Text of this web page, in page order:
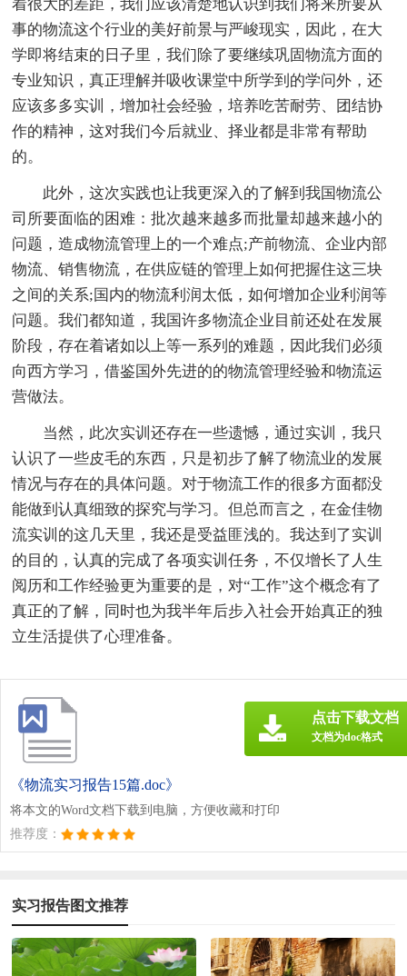
着很大的差距，我们应该清楚地认识到我们将来所要从
事的物流这个行业的美好前景与严峻现实，因此，在大
学即将结束的日子里，我们除了要继续巩固物流方面的
专业知识，真正理解并吸收课堂中所学到的学问外，还
应该多多实训，增加社会经验，培养吃苦耐劳、团结协
作的精神，这对我们今后就业、择业都是非常有帮助
的。
此外，这次实践也让我更深入的了解到我国物流公
司所要面临的困难：批次越来越多而批量却越来越小的
问题，造成物流管理上的一个难点;产前物流、企业内部
物流、销售物流，在供应链的管理上如何把握住这三块
之间的关系;国内的物流利润太低，如何增加企业利润等
问题。我们都知道，我国许多物流企业目前还处在发展
阶段，存在着诸如以上等一系列的难题，因此我们必须
向西方学习，借鉴国外先进的的物流管理经验和物流运
营做法。
当然，此次实训还存在一些遗憾，通过实训，我只
认识了一些皮毛的东西，只是初步了解了物流业的发展
情况与存在的具体问题。对于物流工作的很多方面都没
能做到认真细致的探究与学习。但总而言之，在金佳物
流实训的这几天里，我还是受益匪浅的。我达到了实训
的目的，认真的完成了各项实训任务，不仅增长了人生
阅历和工作经验更为重要的是，对“工作”这个概念有了
真正的了解，同时也为我半年后步入社会开始真正的独
立生活提供了心理准备。
《物流实习报告15篇.doc》
将本文的Word文档下载到电脑，方便收藏和打印
推荐度：
点击下载文档
文档为doc格式
实习报告图文推荐